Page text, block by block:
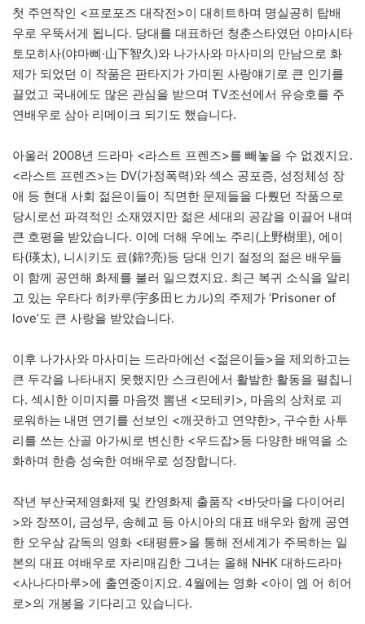
첫 주연작인 <프로포즈 대작전>이 대히트하며 명실공히 탑배
우로 우뚝서게 됩니다. 당대를 대표하던 청춘스타였던 야마시타
토모히사(야마삐·山下智久)와 나가사와 마사미의 만남으로 화
제가 되었던 이 작품은 판타지가 가미된 사랑얘기로 큰 인기를
끌었고 국내에도 많은 관심을 받으며 TV조선에서 유승호를 주
연배우로 삼아 리메이크 되기도 했습니다.
아울러 2008년 드라마 <라스트 프렌즈>를 빼놓을 수 없겠지요.
<라스트 프렌즈>는 DV(가정폭력)와 섹스 공포증, 성정체성 장
애 등 현대 사회 젊은이들이 직면한 문제들을 다뤘던 작품으로
당시로선 파격적인 소재였지만 젊은 세대의 공감을 이끌어 내며
큰 호평을 받았습니다. 이에 더해 우에노 주리(上野樹里), 에이
타(瑛太), 니시키도 료(錦?亮)등 당대 인기 절정의 젊은 배우들
이 함께 공연해 화제를 불러 일으켰지요. 최근 복귀 소식을 알리
고 있는 우타다 히카루(宇多田ヒカル)의 주제가 ‘Prisoner of
love’도 큰 사랑을 받았습니다.
이후 나가사와 마사미는 드라마에선 <젊은이들>을 제외하고는
큰 두각을 나타내지 못했지만 스크린에서 활발한 활동을 펼칩니
다. 섹시한 이미지를 마음껏 뽐낸 <모테키>, 마음의 상처로 괴
로워하는 내면 연기를 선보인 <깨끗하고 연약한>, 구수한 사투
리를 쓰는 산골 아가씨로 변신한 <우드잡>등 다양한 배역을 소
화하며 한층 성숙한 여배우로 성장합니다.
작년 부산국제영화제 및 칸영화제 출품작 <바닷마을 다이어리
>와 장쯔이, 금성무, 송혜교 등 아시아의 대표 배우와 함께 공연
한 오우삼 감독의 영화 <태평륜>을 통해 전세계가 주목하는 일
본의 대표 여배우로 자리매김한 그녀는 올해 NHK 대하드라마
<사나다마루>에 출연중이지요. 4월에는 영화 <아이 엠 어 히어
로>의 개봉을 기다리고 있습니다.